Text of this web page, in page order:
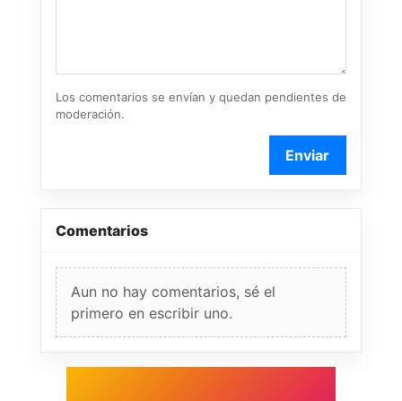
Los comentarios se envían y quedan pendientes de
moderación.
Enviar
Comentarios
Aun no hay comentarios, sé el
primero en escribir uno.